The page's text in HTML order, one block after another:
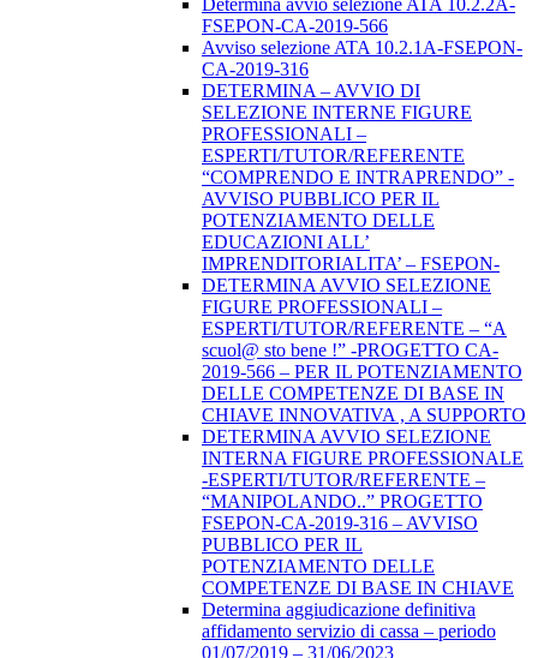
Determina avvio selezione ATA 10.2.2A-
FSEPON-CA-2019-566
Avviso selezione ATA 10.2.1A-FSEPON-
CA-2019-316
DETERMINA – AVVIO DI
SELEZIONE INTERNE FIGURE
PROFESSIONALI –
ESPERTI/TUTOR/REFERENTE
“COMPRENDO E INTRAPRENDO” -
AVVISO PUBBLICO PER IL
POTENZIAMENTO DELLE
EDUCAZIONI ALL’
IMPRENDITORIALITA’ – FSEPON-
DETERMINA AVVIO SELEZIONE
FIGURE PROFESSIONALI –
ESPERTI/TUTOR/REFERENTE – “A
scuol@ sto bene !” -PROGETTO CA-
2019-566 – PER IL POTENZIAMENTO
DELLE COMPETENZE DI BASE IN
CHIAVE INNOVATIVA , A SUPPORTO
DETERMINA AVVIO SELEZIONE
INTERNA FIGURE PROFESSIONALE
-ESPERTI/TUTOR/REFERENTE –
“MANIPOLANDO..” PROGETTO
FSEPON-CA-2019-316 – AVVISO
PUBBLICO PER IL
POTENZIAMENTO DELLE
COMPETENZE DI BASE IN CHIAVE
Determina aggiudicazione definitiva
affidamento servizio di cassa – periodo
01/07/2019 – 31/06/2023